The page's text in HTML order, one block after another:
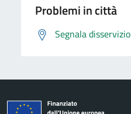
Problemi in città
Segnala disservizio